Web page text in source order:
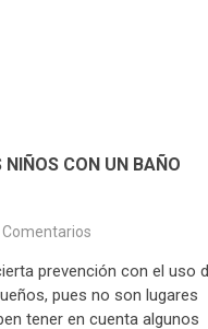
NIÑOS CON UN BAÑO
Comentarios
prevención con el uso
pues no son lugares
tener en cuenta algunos